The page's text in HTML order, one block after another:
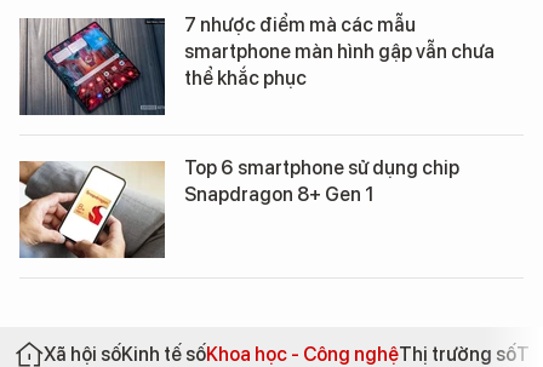
7 nhược điểm mà các mẫu
smartphone màn hình gập vẫn chưa
thể khắc phục
Top 6 smartphone sử dụng chip
Snapdragon 8+ Gen 1
Xã hội sốKinh tế sốKhoa học - Công nghệThị trường số